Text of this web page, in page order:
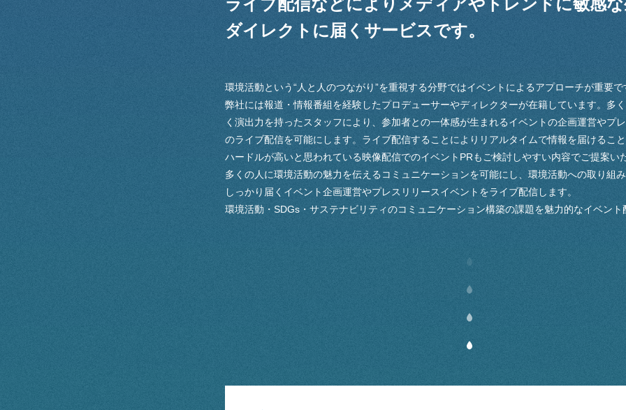
ライブ配信などによりメディアやトレンドに敏感
ダイレクトに届くサービスです。
環境活動という“人と人のつながり”を重視する分野ではイベントによるアプローチが重要で
弊社には報道・情報番組を経験したプロデューサーやディレクターが在籍しています。多
く演出力を持ったスタッフにより、参加者との一体感が生まれるイベントの企画運営やプ
のライブ配信を可能にします。ライブ配信することによりリアルタイムで情報を届けるこ
ハードルが高いと思われている映像配信でのイベントPRもご検討しやすい内容でご提案い
多くの人に環境活動の魅力を伝えるコミュニケーションを可能にし、環境活動への取り組
しっかり届くイベント企画運営やプレスリリースイベントをライブ配信します。
環境活動・SDGs・サステナビリティのコミュニケーション構築の課題を魅力的なイベン